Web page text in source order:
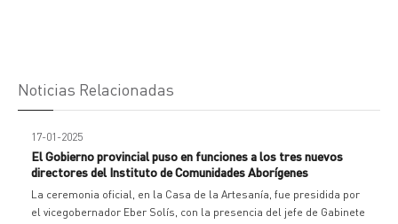
Noticias Relacionadas
17-01-2025
El Gobierno provincial puso en funciones a los tres nuevos
directores del Instituto de Comunidades Aborígenes
La ceremonia oficial, en la Casa de la Artesanía, fue presidida por
el vicegobernador Eber Solís, con la presencia del jefe de Gabinete